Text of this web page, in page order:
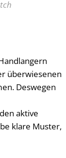
überwiesenen
Deswegen
aktive
klare Muster,